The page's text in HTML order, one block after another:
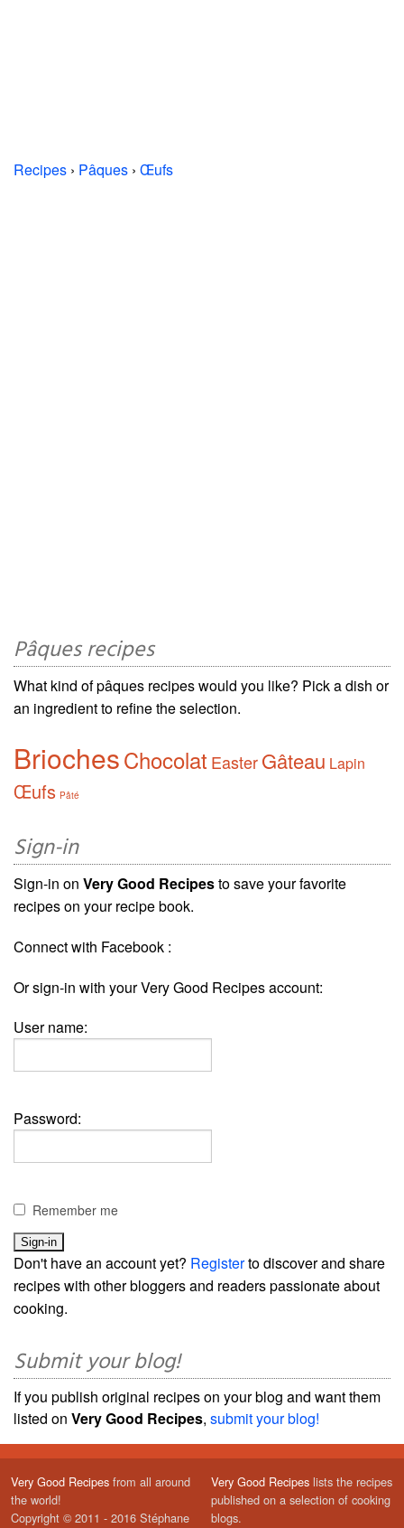
Recipes › Pâques › Œufs
Pâques recipes
What kind of pâques recipes would you like? Pick a dish or
an ingredient to refine the selection.
BriochesChocolat EasterGâteau Lapin
Œufs Pâté
Sign-in
Sign-in on Very Good Recipesto save your favorite
recipes on your recipe book.
Connect with Facebook :
Or sign-in with your Very Good Recipes account:
User name:
Password:
Remember me
Don't have an account yet? Registerto discover and share
recipes with other bloggers and readers passionate about
cooking.
Submit your blog!
If you publish original recipes on your blog and want them
listed on Very Good Recipes, submit your blog!
Very Good Recipes from all around
the world!
Copyright © 2011 - 2016 Stéphane
Very Good Recipes lists the recipes
published on a selection of cooking
blogs.